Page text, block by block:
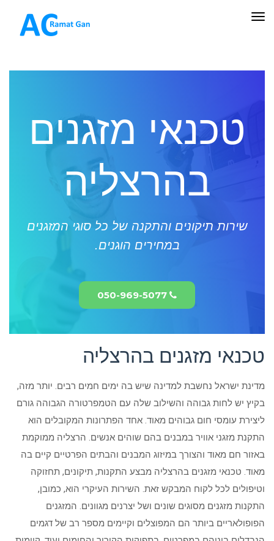
תפריט
טכנאי מזגנים
בהרצליה
שירות תיקונים והתקנה של כל סוגי המזגנים
במחירים הוגנים.
050-969-5077
טכנאי מזגנים בהרצליה
מדינת ישראל נחשבת למדינה שיש בה ימים חמים רבים. יותר מזה,
בקיץ יש לחות גבוהה והשילוב שלה עם הטמפרטורה הגבוהה גורם
ליצירת עומסי חום גבוהים מאוד. אחד הפתרונות המקובלים הוא
התקנת מזגני אוויר במבנים בהם שוהים אנשים. הרצליה ממוקמת
באזור חם מאוד והצורך במיזוג המבנים והבתים הפרטיים קיים בה
מאוד. טכנאי מזגנים בהרצליה מבצע התקנות, תיקונים, תחזוקה
וטיפולים לכל לקוח המבקש זאת. השירות העיקרי הוא, כמובן,
התקנות מזגנים מסוגים שונים ושל יצרנים מגוונים. המזגנים
הפופולאריים ביותר הם המפוצלים וקיימים מספר רב של דגמים